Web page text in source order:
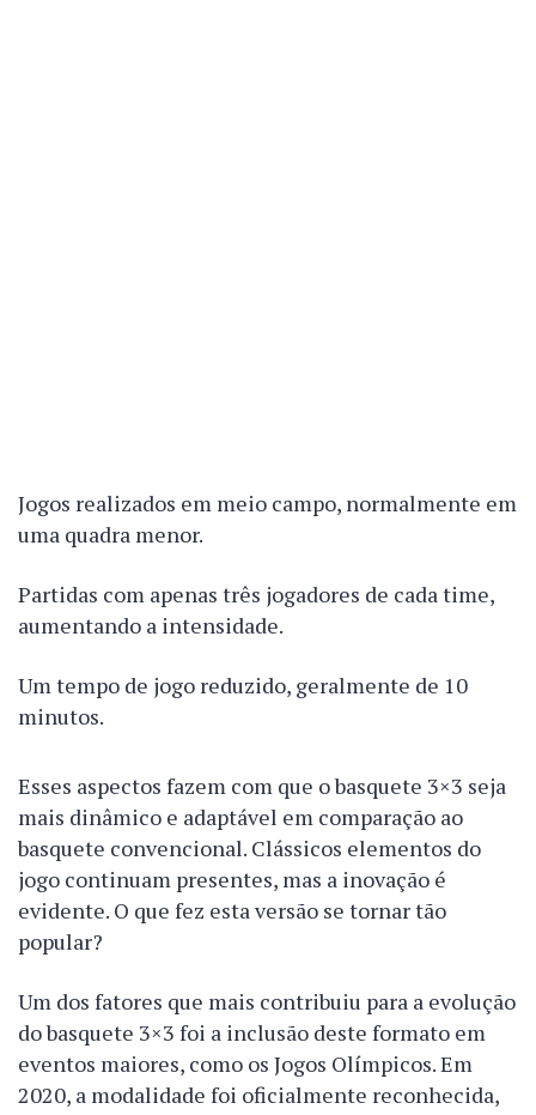
Jogos realizados em meio campo, normalmente em
uma quadra menor.
Partidas com apenas três jogadores de cada time,
aumentando a intensidade.
Um tempo de jogo reduzido, geralmente de 10
minutos.
Esses aspectos fazem com que o basquete 3×3 seja
mais dinâmico e adaptável em comparação ao
basquete convencional. Clássicos elementos do
jogo continuam presentes, mas a inovação é
evidente. O que fez esta versão se tornar tão
popular?
Um dos fatores que mais contribuiu para a evolução
do basquete 3×3 foi a inclusão deste formato em
eventos maiores, como os Jogos Olímpicos. Em
2020, a modalidade foi oficialmente reconhecida,